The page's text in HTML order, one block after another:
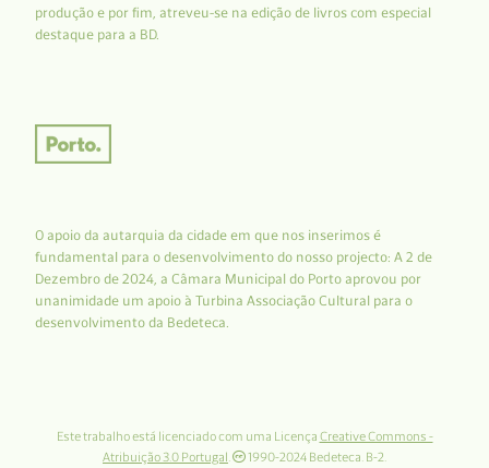
produção e por fim, atreveu-se na edição de livros com especial
destaque para a BD.
O apoio da autarquia da cidade em que nos inserimos é
fundamental para o desenvolvimento do nosso projecto: A 2 de
Dezembro de 2024, a Câmara Municipal do Porto aprovou por
unanimidade um apoio à Turbina Associação Cultural para o
desenvolvimento da Bedeteca.
Este trabalho está licenciado com uma Licença Creative Commons -
Atribuição 3.0 Portugal
1990-2024 Bedeteca. B-2.